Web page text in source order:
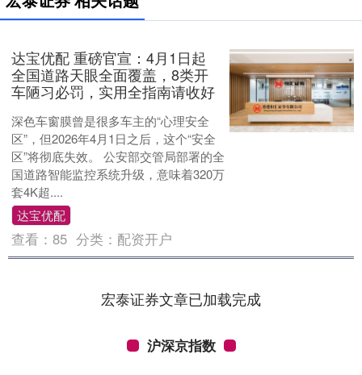
达宝优配 重磅官宣：4月1日起
全国道路天眼全面覆盖，8类开
车陋习必罚，实用全指南请收好
深色车窗膜曾是很多车主的“心理安全
区”，但2026年4月1日之后，这个“安全
区”将彻底失效。 公安部交管局部署的全
国道路智能监控系统升级，意味着320万
套4K超....
达宝优配
查看：85 分类： 配资开户
宏泰证券文章已加载完成
沪深京指数